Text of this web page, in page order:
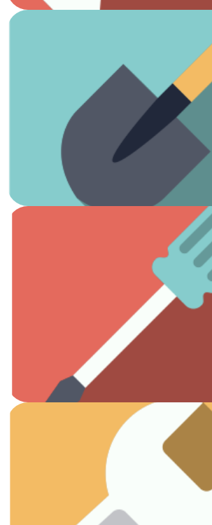
Jardinería
¡Es hora de arreglar el
Ver artículos
Otros
Todas las herramientas que
Ver artículos
¡Vamos a arreglar esas
Ver artículos